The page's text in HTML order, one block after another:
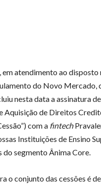
em atendimento ao disposto
do Novo Mercado,
nesta data a assinatura
Aquisição de Direitos
com a fintech
Instituições de Ensino
segmento Ânima Core.
o conjunto das cessões é de